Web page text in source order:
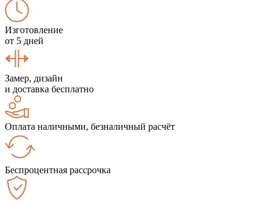
Изготовление
от 5 дней
Замер, дизайн
и доставка бесплатно
Оплата наличными, безналичный расчёт
Беспроцентная рассрочка